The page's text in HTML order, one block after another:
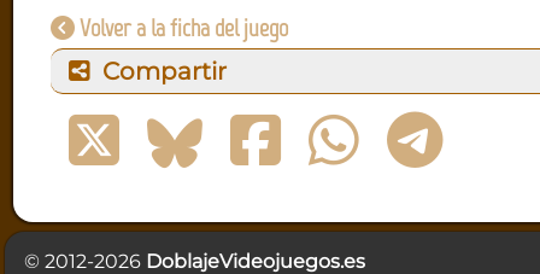
Volver a la ficha del juego
Compartir
© 2012-2026 DoblajeVideojuegos.es